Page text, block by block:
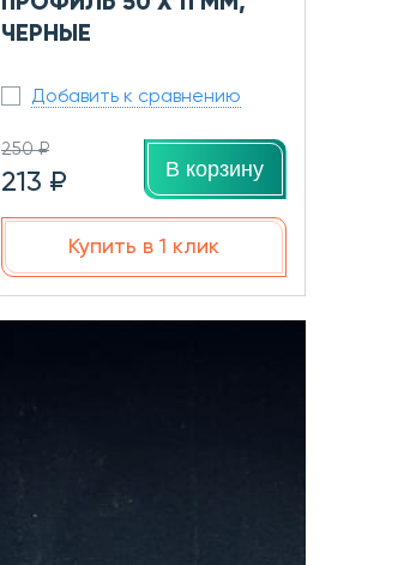
ЧЕРНЫЕ
Добавить к сравнению
250 ₽
213 ₽ В корзину
Купить в 1 клик